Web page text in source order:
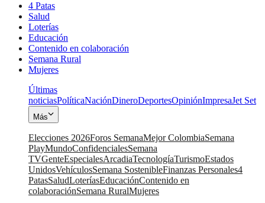
4 Patas
Salud
Loterías
Educación
Contenido en colaboración
Semana Rural
Mujeres
Últimas
noticiasPolíticaNaciónDineroDeportesOpiniónImpresaJet Set
Más
Elecciones 2026Foros SemanaMejor ColombiaSemana
PlayMundoConfidencialesSemana
TVGenteEspecialesArcadiaTecnologíaTurismoEstados
UnidosVehículosSemana SostenibleFinanzas Personales4
PatasSaludLoteríasEducaciónContenido en
colaboraciónSemana RuralMujeres